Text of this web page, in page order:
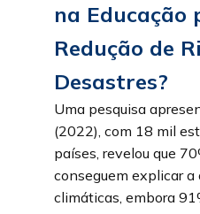
na Educação
Redução de
Desastres?
Uma pesquisa
(2022), com 18 mil
países, revelou que
conseguem explicar a
climáticas, embora